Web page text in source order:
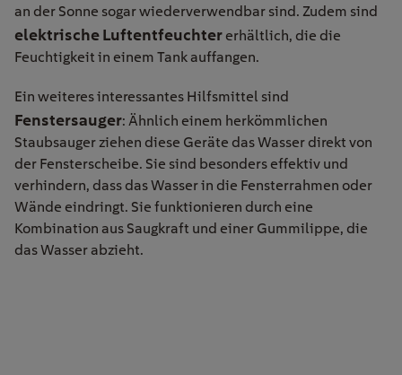
an der Sonne sogar wiederverwendbar sind. Zudem sind
elektrische Luftentfeuchter erhältlich, die die
Feuchtigkeit in einem Tank auffangen.
Ein weiteres interessantes Hilfsmittel sind
Fenstersauger: Ähnlich einem herkömmlichen
Staubsauger ziehen diese Geräte das Wasser direkt von
der Fensterscheibe. Sie sind besonders effektiv und
verhindern, dass das Wasser in die Fensterrahmen oder
Wände eindringt. Sie funktionieren durch eine
Kombination aus Saugkraft und einer Gummilippe, die
das Wasser abzieht.